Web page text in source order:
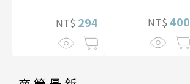
NT$ 294 NT$ 400